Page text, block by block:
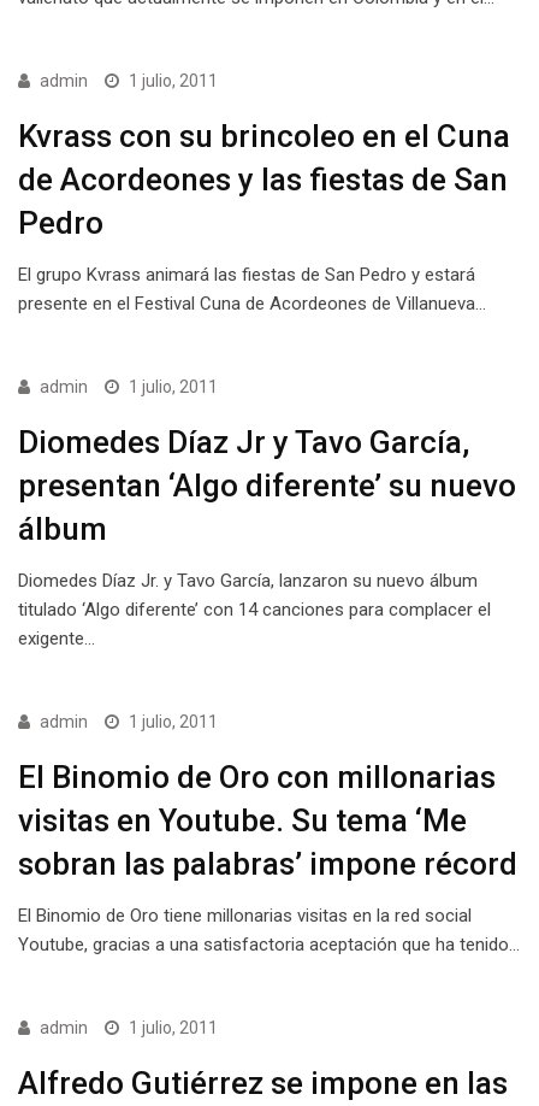
admin 1 julio, 2011
Kvrass con su brincoleo en el Cuna
de Acordeones y las fiestas de San
Pedro
El grupo Kvrass animará las fiestas de San Pedro y estará
presente en el Festival Cuna de Acordeones de Villanueva…
admin 1 julio, 2011
Diomedes Díaz Jr y Tavo García,
presentan ‘Algo diferente’ su nuevo
álbum
Diomedes Díaz Jr. y Tavo García, lanzaron su nuevo álbum
titulado ‘Algo diferente’ con 14 canciones para complacer el
exigente…
admin 1 julio, 2011
El Binomio de Oro con millonarias
visitas en Youtube. Su tema ‘Me
sobran las palabras’ impone récord
El Binomio de Oro tiene millonarias visitas en la red social
Youtube, gracias a una satisfactoria aceptación que ha tenido…
admin 1 julio, 2011
Alfredo Gutiérrez se impone en las